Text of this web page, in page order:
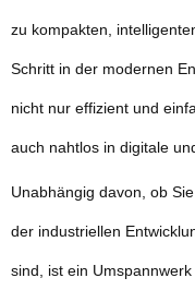
zu kompakten,
Schritt in der modernen
nicht nur effizient und
auch nahtlos in digitale
Unabhängig davon, ob
der industriellen
sind, ist ein